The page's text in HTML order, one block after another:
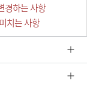
경하는 사항
치는 사항